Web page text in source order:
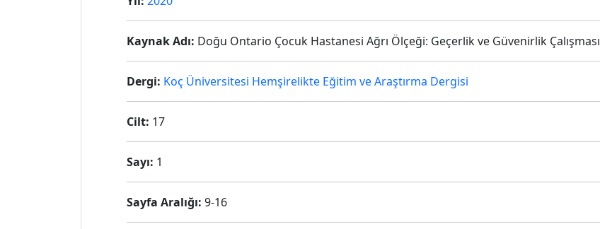
Kaynak Adı: Doğu Ontario Çocuk Hastanesi Ağrı Ölçeği: Geçerlik ve Güvenirlik Çalışması
Dergi: Koç Üniversitesi Hemşirelikte Eğitim ve Araştırma Dergisi
Cilt: 17
Sayı: 1
Sayfa Aralığı: 9-16